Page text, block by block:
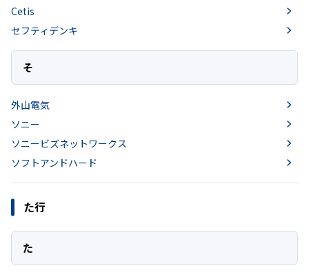
Cetis
セフティデンキ
そ
外山電気
ソニー
ソニービズネットワークス
ソフトアンドハード
た行
た